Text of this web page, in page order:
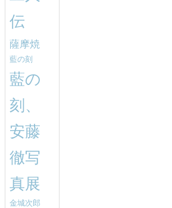
伝
薩摩焼
藍の刻
藍の
刻、
安藤
徹写
真展
金城次郎